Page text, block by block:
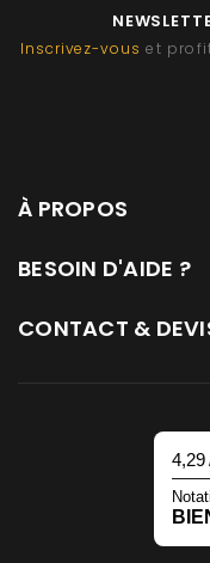
Inscrivez-vous et
À PROPOS
BESOIN D'AIDE ?
CONTACT &
4,29